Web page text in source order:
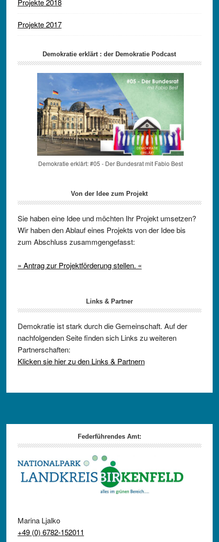
Projekte 2018
Projekte 2017
Demokratie erklärt : der Demokratie Podcast
Demokratie erklärt: #05 - Der Bundesrat mit Fabio Best
Von der Idee zum Projekt
Sie haben eine Idee und möchten Ihr Projekt umsetzen?
Wir haben den Ablauf eines Projekts von der Idee bis
zum Abschluss zusammgengefasst:
» Antrag zur Projektförderung stellen. «
Links & Partner
Demokratie ist stark durch die Gemeinschaft. Auf der
nachfolgenden Seite finden sich Links zu weiteren
Partnerschaften:
Klicken sie hier zu den Links & Partnern
Footer Federführendes Amt:
Marina Ljalko
+49 (0) 6782-152011